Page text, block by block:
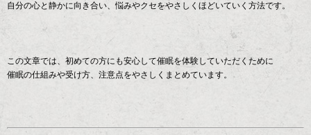
自分の心と静かに向き合い、悩みやクセをやさしくほどいていく方法です。
この文章では、初めての方にも安心して催眠を体験していただくために
催眠の仕組みや受け方、注意点をやさしくまとめています。